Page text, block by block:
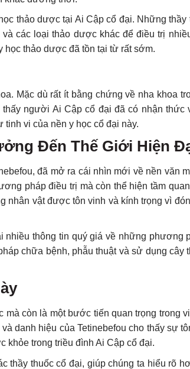
thảo dược tại Ai Cập cổ đại. Những thầy
các loại thảo dược khác để điều trị
học thảo dược đã tồn tại từ rất sớm.
Mặc dù rất ít bằng chứng về nha khoa
người Ai Cập cổ đại đã có nhận thức
vi của nền y học cổ đại này.
Đến Thế Giới Hiện
đã mở ra cái nhìn mới về nền văn
pháp điều trị mà còn thể hiện tầm
nhân vật được tôn vinh và kính trọng vì
nhiều thông tin quý giá về những phương
chữa bệnh, phẫu thuật và sử dụng cây
mà còn là một bước tiến quan trọng trong
danh hiệu của Tetinebefou cho thấy sự
khỏe trong triều đình Ai Cập cổ đại.
thầy thuốc cổ đại, giúp chúng ta hiểu rõ